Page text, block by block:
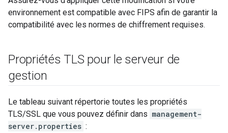
environnement est compatible avec FIPS afin de garantir la
compatibilité avec les normes de chiffrement requises.
Propriétés TLS pour le serveur de
gestion
Le tableau suivant répertorie toutes les propriétés
TLS/SSL que vous pouvez définir dans management-
server.properties :